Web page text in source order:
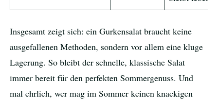
Insgesamt zeigt sich: ein Gurkensalat braucht keine
ausgefallenen Methoden, sondern vor allem eine kluge
Lagerung. So bleibt der schnelle, klassische Salat
immer bereit für den perfekten Sommergenuss. Und
mal ehrlich, wer mag im Sommer keinen knackigen